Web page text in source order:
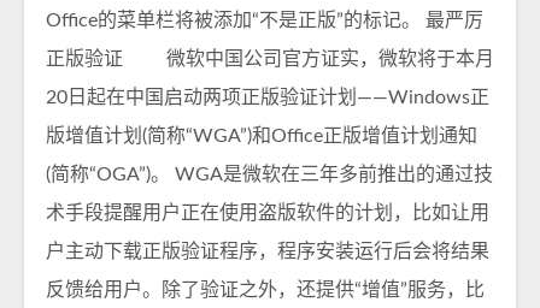
Office的菜单栏将被添加“不是正版”的标记。 最严厉
正版验证 微软中国公司官方证实，微软将于本月
20日起在中国启动两项正版验证计划——Windows正
版增值计划(简称“WGA”)和Office正版增值计划通知
(简称“OGA”)。 WGA是微软在三年多前推出的通过技
术手段提醒用户正在使用盗版软件的计划，比如让用
户主动下载正版验证程序，程序安装运行后会将结果
反馈给用户。除了验证之外，还提供“增值”服务，比